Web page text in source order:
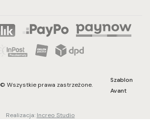
© Wszystkie prawa zastrzeżone.
Szablon
Avant
Realizacja: Increo Studio